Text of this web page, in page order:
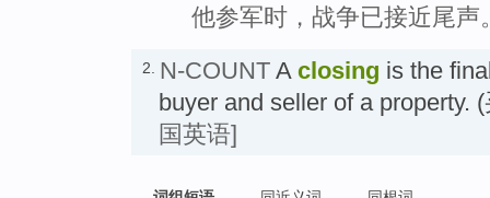
他参军时，战争已接近尾声
2. N-COUNT A closing is the
buyer and seller of a property.
国英语]